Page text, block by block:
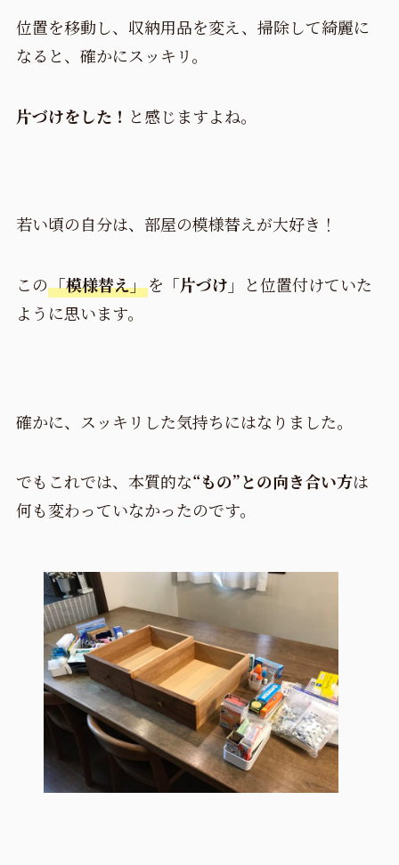
位置を移動し、収納用品を変え、掃除して綺麗に
なると、確かにスッキリ。
片づけをした！ と感じますよね。
若い頃の自分は、部屋の模様替えが大好き！
この「模様替え」を 「片づけ」
と位置付けていた
ように思います。
確かに、スッキリした気持ちにはなりました。
でもこれでは、本質的な“もの”との向き合い方は
何も変わっていなかったのです。